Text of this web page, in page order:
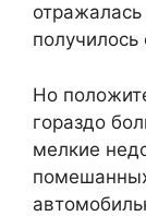
Но
гораздо
мелкие